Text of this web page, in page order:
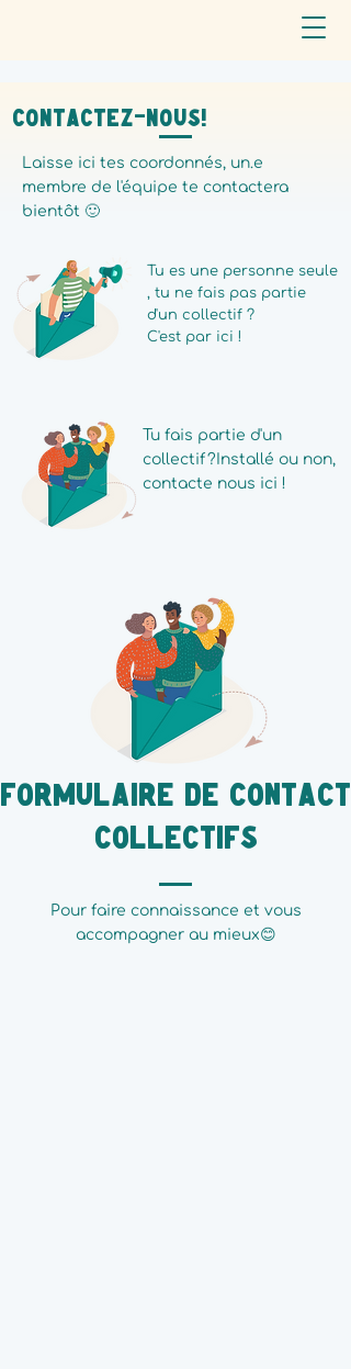
Contactez-nous!
Laisse ici tes coordonnés, un.e
membre de l'équipe te contactera
bientôt 🙂
Tu es une personne seule
, tu ne fais pas partie
d'un collectif ?
C'est par ici !
Tu fais partie d'un
collectif ?Installé ou non,
contacte nous ici !
Formulaire de contact
collectifs
Pour faire connaissance et vous
accompagner au mieux😊